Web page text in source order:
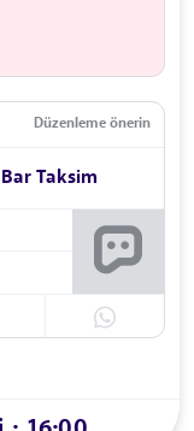
Düzenleme önerin
Taksim